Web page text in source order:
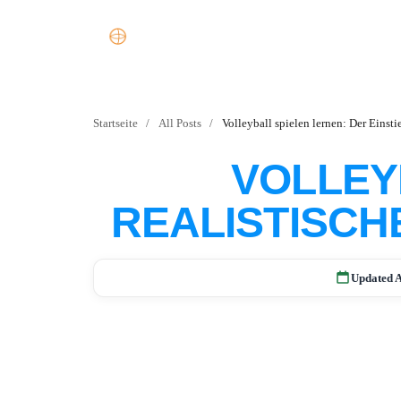
Startseite / All Posts / Volleyball spielen lernen: Der
Updated